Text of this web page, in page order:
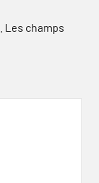
Les champs